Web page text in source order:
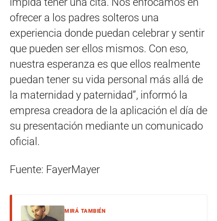
ofrecer a los padres solteros una
experiencia donde puedan celebrar y sentir
que pueden ser ellos mismos. Con eso,
nuestra esperanza es que ellos realmente
puedan tener su vida personal más allá de
la maternidad y paternidad”, informó la
empresa creadora de la aplicación el día de
su presentación mediante un comunicado
oficial.
Fuente: FayerMayer
MIRÁ TAMBIÉN